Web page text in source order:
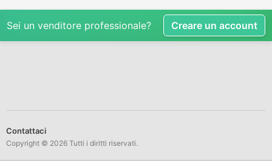
Sei un venditore professionale? Creare un account
Contattaci
Copyright © 2026 Tutti i diritti riservati.